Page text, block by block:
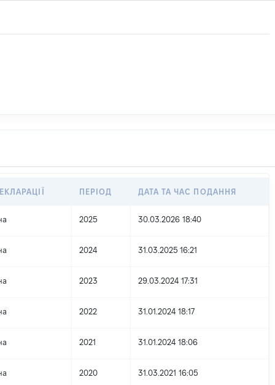
ПЕРІОД ДАТА ТА ЧАС ПОДАННЯ
2025 30.03.2026 18:40
2024 31.03.2025 16:21
2023 29.03.2024 17:31
2022 31.01.2024 18:17
2021 31.01.2024 18:06
2020 31.03.2021 16:05